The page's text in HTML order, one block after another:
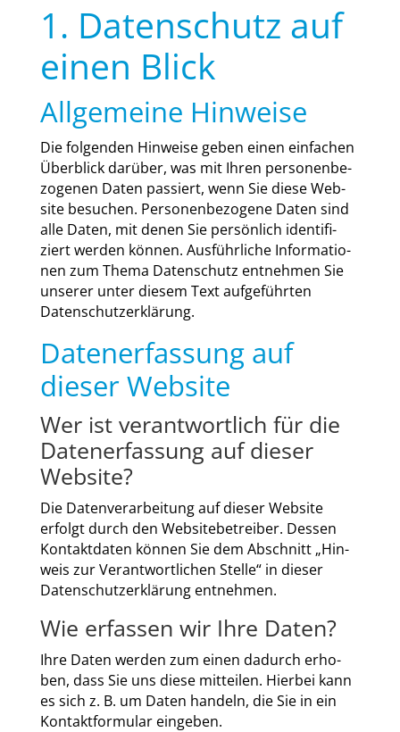
1. Datenschutz auf
einen Blick
Allgemeine Hinweise
Die fol­gen­den Hin­wei­se geben einen ein­fa­chen
Über­blick dar­über, was mit Ihren per­so­nen­be­
zo­ge­nen Daten pas­siert, wenn Sie die­se Web­
site besu­chen. Per­so­nen­be­zo­ge­ne Daten sind
alle Daten, mit denen Sie per­sön­lich iden­ti­fi­
ziert wer­den kön­nen. Aus­führ­li­che Infor­ma­tio­
nen zum The­ma Daten­schutz ent­neh­men Sie
unse­rer unter die­sem Text auf­ge­führ­ten
Daten­schutz­er­klä­rung.
Datenerfassung auf
dieser Website
Wer ist verantwortlich für die
Datenerfassung auf dieser
Website?
Die Daten­ver­ar­bei­tung auf die­ser Web­site
erfolgt durch den Web­site­be­trei­ber. Des­sen
Kon­takt­da­ten kön­nen Sie dem Abschnitt „Hin­
weis zur Ver­ant­wort­li­chen Stel­le“ in die­ser
Daten­schutz­er­klä­rung ent­neh­men.
Wie erfassen wir Ihre Daten?
Ihre Daten wer­den zum einen dadurch erho­
ben, dass Sie uns die­se mit­tei­len. Hier­bei kann
es sich z. B. um Daten han­deln, die Sie in ein
Kon­takt­for­mu­lar ein­ge­ben.